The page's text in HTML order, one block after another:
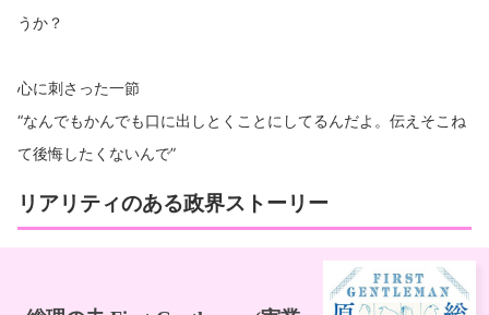
うか？
心に刺さった一節
“なんでもかんでも口に出しとくことにしてるんだよ。伝えそこね
て後悔したくないんで”
リアリティのある政界ストーリー